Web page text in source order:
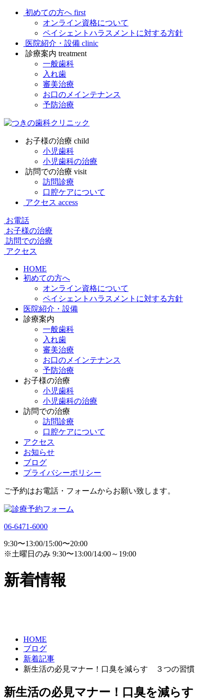
初めての方へ first
オンライン資格について
ペイシェントハラスメントに対する方針
医院紹介・設備 clinic
診療案内 treatment
一般歯科
入れ歯
審美治療
お口のメインテナンス
予防治療
お子様の治療 child
小児歯科
小児歯科の治療
訪問での治療 visit
訪問診療
口腔ケアについて
アクセス access
お電話
お子様の治療
訪問での治療
アクセス
HOME
初めての方へ
オンライン資格について
ペイシェントハラスメントに対する方針
医院紹介・設備
診療案内
一般歯科
入れ歯
審美治療
お口のメインテナンス
予防治療
お子様の治療
小児歯科
小児歯科の治療
訪問での治療
訪問診療
口腔ケアについて
アクセス
お知らせ
ブログ
プライバシーポリシー
ご予約はお電話・フォームからお願い致します。
06-6471-6000
9:30〜13:00/15:00〜20:00
※土曜日のみ 9:30〜13:00/14:00～19:00
新着情報
HOME
ブログ
新着記事
新生活の必見マナー！口臭を減らす ３つの習慣
新生活の必見マナー！口臭を減らす